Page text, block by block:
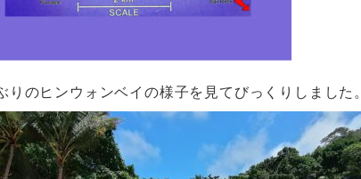
りのヒンウォンベイの様子を見てびっくりしました。